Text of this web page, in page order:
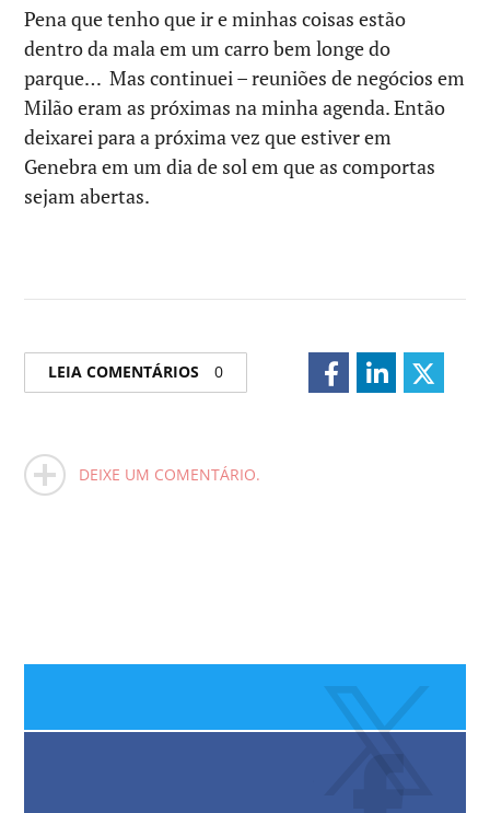
Pena que tenho que ir e minhas coisas estão
dentro da mala em um carro bem longe do
parque… Mas continuei – reuniões de negócios em
Milão eram as próximas na minha agenda. Então
deixarei para a próxima vez que estiver em
Genebra em um dia de sol em que as comportas
sejam abertas.
LEIA COMENTÁRIOS 0
DEIXE UM COMENTÁRIO.